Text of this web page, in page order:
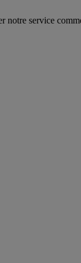
commercial au